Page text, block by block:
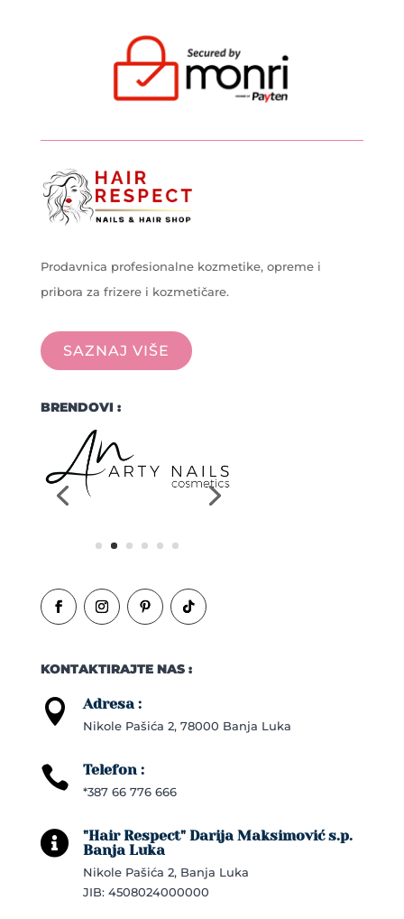
Prodavnica profesionalne kozmetike, opreme i
pribora za frizere i kozmetičare.
SAZNAJ VIŠE
BRENDOVI :
KONTAKTIRAJTE NAS :
 Adresa :
Nikole Pašića 2, 78000 Banja Luka
 Telefon :
*387 66 776 666

"Hair Respect" Darija Maksimović s.p.
Banja Luka
Nikole Pašića 2, Banja Luka
JIB: 4508024000000